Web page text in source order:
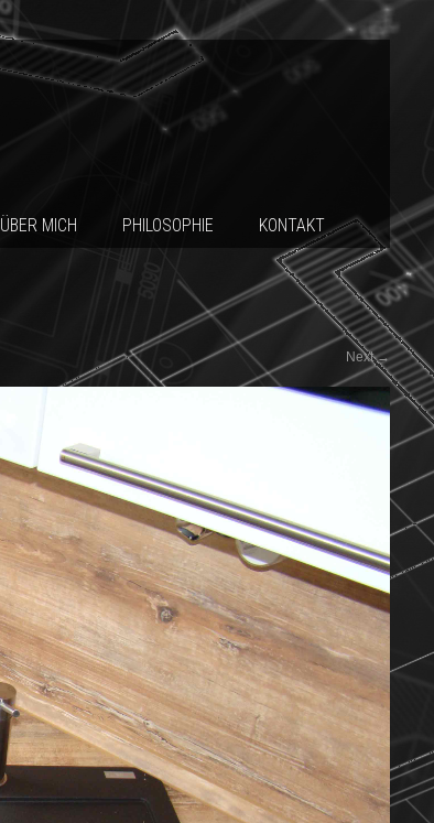
ÜBER MICH PHILOSOPHIE KONTAKT
Next→